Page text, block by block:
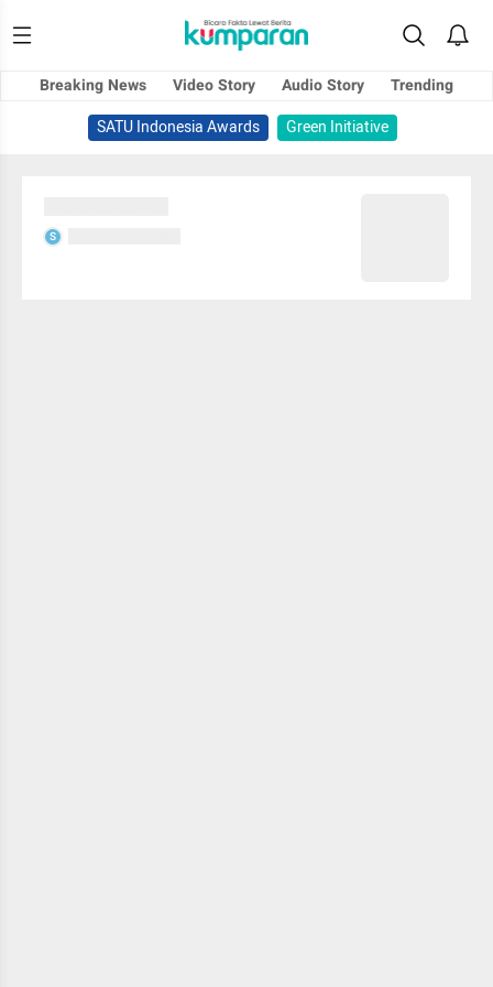
Breaking News Video Story Audio Story
Trending
SATU Indonesia Awards
Green Initiative
S